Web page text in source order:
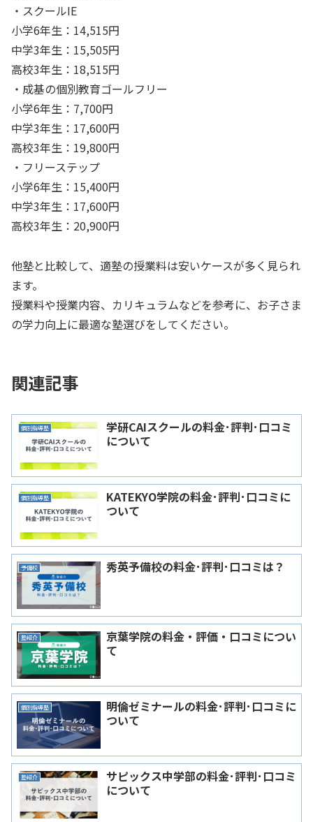
・スクールIE
小学6年生：14,515円
中学3年生：15,505円
高校3年生：18,515円
・成基の個別教育ゴールフリー
小学6年生：7,700円
中学3年生：17,600円
高校3年生：19,800円
・フリーステップ
小学6年生：15,400円
中学3年生：17,600円
高校3年生：20,900円
他塾と比較して、適塾の授業料は安いケースが多く見られ
ます。
授業料や授業内容、カリキュラムなどを参考に、お子さま
の学力向上に最適な塾選びをしてください。
関連記事
個別指導塾
学研CAIスクールの料金･評判･口コミ
について
個別指導塾
KATEKYO学院の料金･評判･口コミに
ついて
予備校 秀英予備校の料金･評判･口コミは？
塾紹介
京葉学院の料金・評価・口コミについ
て
個別指導塾
明倫ゼミナールの料金･評判･口コミに
ついて
塾紹介
サピックス中学部の料金･評判･口コミ
について